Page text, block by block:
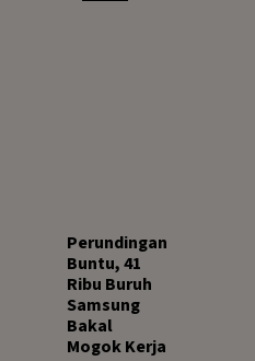
‎Perundingan
Buntu, 41
Ribu Buruh
Samsung
Bakal
Mogok Kerja